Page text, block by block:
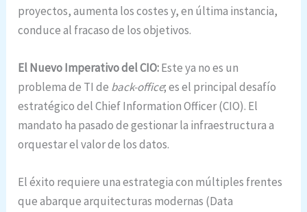
proyectos, aumenta los costes y, en última instancia,
conduce al fracaso de los objetivos.
El Nuevo Imperativo del CIO:Este ya no es un
problema de TI de back-office; es el principal desafío
estratégico del Chief Information Officer (CIO). El
mandato ha pasado de gestionar la infraestructura a
orquestar el valor de los datos.
El éxito requiere una estrategia con múltiples frentes
que abarque arquitecturas modernas (Data